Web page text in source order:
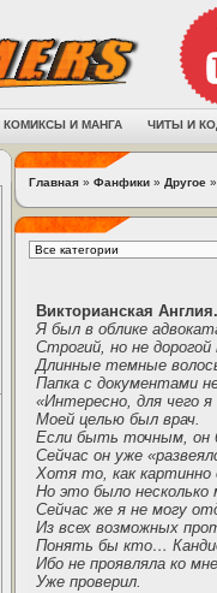
КОМИКСЫ И МАНГА ЧИТЫ И
Главная » Фанфики » Другое »
Викторианская Англия.
Я был в облике
Строгий, но не
Длинные темные
Папка с документами
«Интересно, для чего
Моей целью был врач.
Если быть точным, он
Сейчас он уже
Хотя то, как картинно
Но это было несколько
Сейчас же я не могу
Из всех возможных
Понять бы кто…
Ибо не проявляла ко
Уже проверил.